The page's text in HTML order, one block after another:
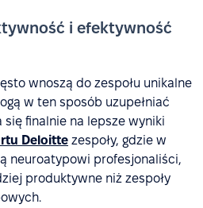
i efektywność
wnoszą do zespołu unikalne
w ten sposób uzupełniać
się finalnie na lepsze wyniki
Deloitte zespoły, gdzie w
neuroatypowi profesjonaliści,
produktywne niż zespoły